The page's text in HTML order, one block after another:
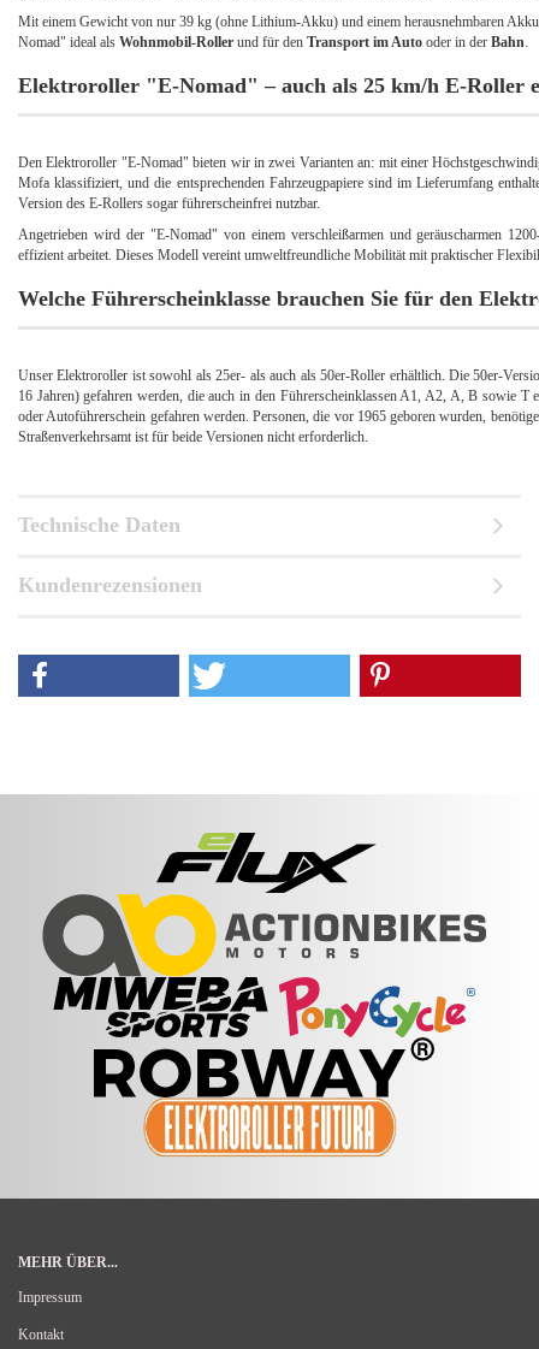
Mit einem Gewicht von nur 39 kg (ohne Lithium-Akku) und einem herausnehmbaren
Nomad" ideal als Wohnmobil-Roller und für den Transport im Auto oder in der Bahn.
Elektroroller "E-Nomad" – auch als 25 km/h E-Roller
Den Elektroroller "E-Nomad" bieten wir in zwei Varianten an: mit einer
Mofa klassifiziert, und die entsprechenden Fahrzeugpapiere sind im Lieferumfang
Version des E-Rollers sogar führerscheinfrei nutzbar.
Angetrieben wird der "E-Nomad" von einem verschleißarmen und geräuscharmen
effizient arbeitet. Dieses Modell vereint umweltfreundliche Mobilität mit praktischer
Welche Führerscheinklasse brauchen Sie für den
Unser Elektroroller ist sowohl als 25er- als auch als 50er-Roller erhältlich. Die 50er-
16 Jahren) gefahren werden, die auch in den Führerscheinklassen A1, A2, A, B sowie
oder Autoführerschein gefahren werden. Personen, die vor 1965 geboren wurden,
Straßenverkehrsamt ist für beide Versionen nicht erforderlich.
Technische Daten
Kundenrezensionen
MEHR ÜBER...
Impressum
Kontakt